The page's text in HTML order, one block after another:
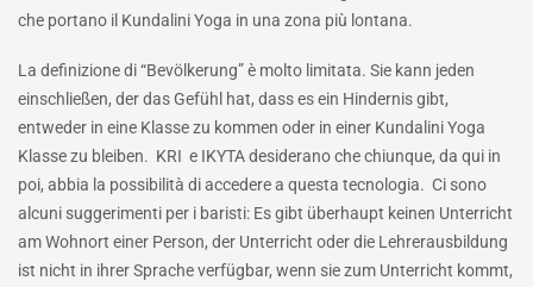
che portano il Kundalini Yoga in una zona più lontana.
La definizione di “Bevölkerung” è molto limitata. Sie kann jeden
einschließen, der das Gefühl hat, dass es ein Hindernis gibt,
entweder in eine Klasse zu kommen oder in einer Kundalini Yoga
Klasse zu bleiben. KRI e IKYTA desiderano che chiunque, da qui in
poi, abbia la possibilità di accedere a questa tecnologia. Ci sono
alcuni suggerimenti per i baristi: Es gibt überhaupt keinen Unterricht
am Wohnort einer Person, der Unterricht oder die Lehrerausbildung
ist nicht in ihrer Sprache verfügbar, wenn sie zum Unterricht kommt,